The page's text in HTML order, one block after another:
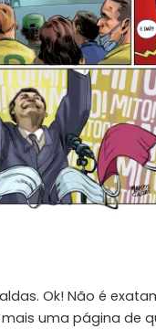
. Ok! Não é
uma página de